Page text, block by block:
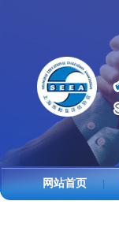
网站首页